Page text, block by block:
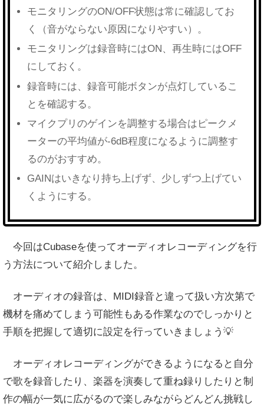
モニタリングのON/OFF状態は常に確認してお
く（音がならない原因になりやすい）。
モニタリングは録音時にはON、再生時にはOFF
にしておく。
録音時には、録音可能ボタンが点灯しているこ
とを確認する。
マイクプリのゲインを調整する場合はピークメ
ーターの平均値が-6dB程度になるように調整す
るのがおすすめ。
GAINはいきなり持ち上げず、少しずつ上げてい
くようにする。
今回はCubaseを使ってオーディオレコーディングを行
う方法について紹介しました。
オーディオの録音は、MIDI録音と違って扱い方次第で
機材を痛めてしまう可能性もある作業なのでしっかりと
手順を把握して適切に設定を行っていきましょう💡
オーディオレコーディングができるようになると自分
で歌を録音したり、楽器を演奏して重ね録りしたりと制
作の幅が一気に広がるので楽しみながらどんどん挑戦し